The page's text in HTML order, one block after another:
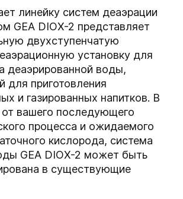
линейку систем деаэрации
GEA DIOX-2 представляет
двухступенчатую
установку для
деаэрированной воды,
для приготовления
и газированных напитков. В
от вашего последующего
процесса и ожидаемого
кислорода, система
GEA DIOX-2 может быть
в существующие